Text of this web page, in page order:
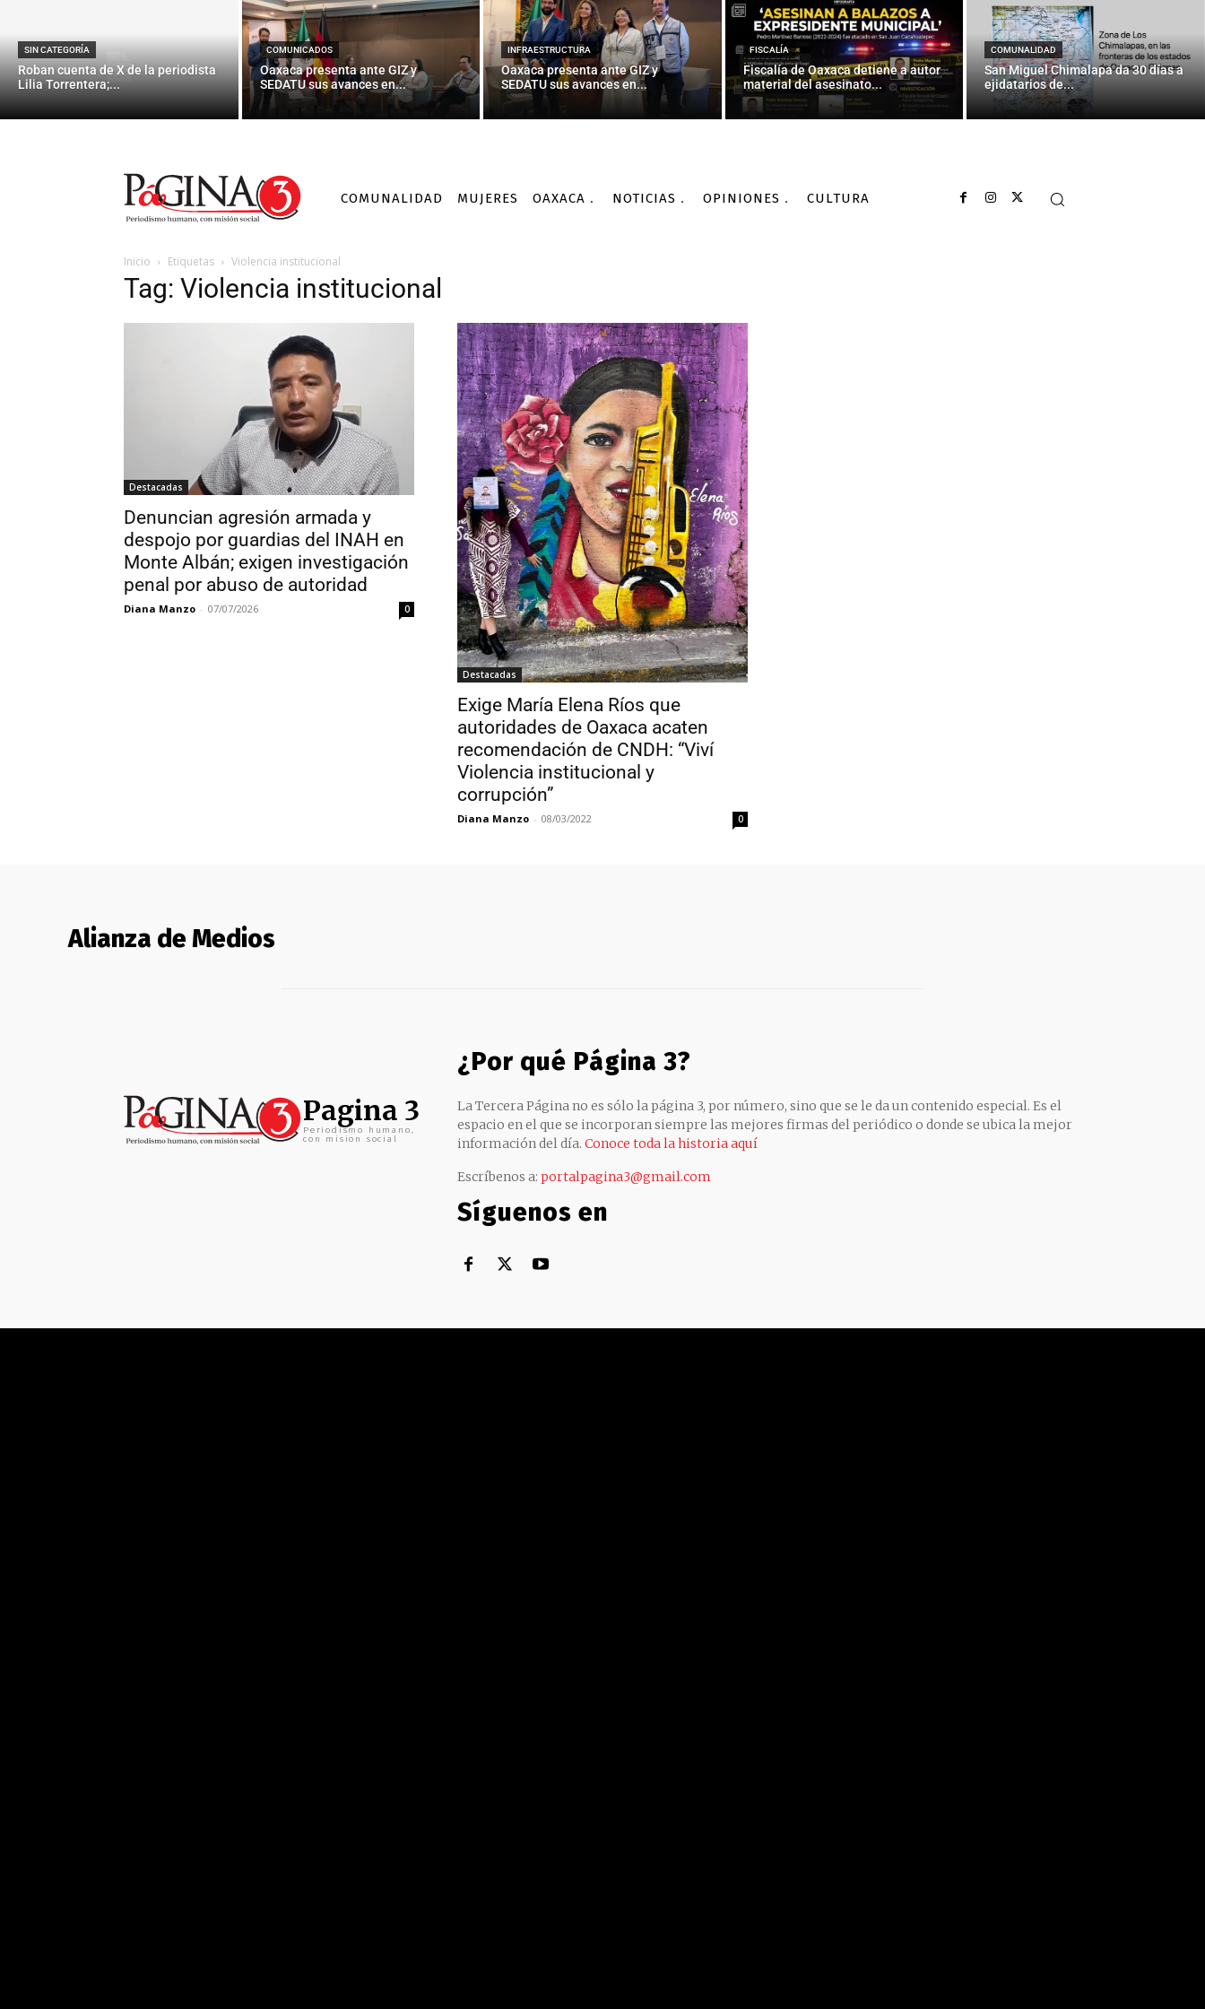
SIN CATEGORÍA
Roban cuenta de X de la periodista
Lilia Torrentera;...
COMUNICADOS
Oaxaca presenta ante GIZ y
SEDATU sus avances en...
INFRAESTRUCTURA
Oaxaca presenta ante GIZ y
SEDATU sus avances en...
FISCALÍA
Fiscalía de Oaxaca detiene a autor
material del asesinato...
COMUNALIDAD
San Miguel Chimalapa da 30 días a
ejidatarios de...
COMUNALIDAD MUJERES OAXACA NOTICIAS OPINIONES CULTURA
Inicio Etiquetas Violencia institucional
Tag: Violencia institucional
Destacadas
Denuncian agresión armada y
despojo por guardias del INAH en
Monte Albán; exigen investigación
penal por abuso de autoridad
Diana Manzo - 07/07/2026 0
Destacadas
Exige María Elena Ríos que
autoridades de Oaxaca acaten
recomendación de CNDH: “Viví
Violencia institucional y
corrupción”
Diana Manzo - 08/03/2022 0
Alianza de Medios
Pagina 3
Periodismo humano,
con mision social
¿Por qué Página 3?
La Tercera Página no es sólo la página 3, por número, sino que se le da un contenido especial. Es el
espacio en el que se incorporan siempre las mejores firmas del periódico o donde se ubica la mejor
información del día. Conoce toda la historia aquí
Escríbenos a: portalpagina3@gmail.com
Síguenos en